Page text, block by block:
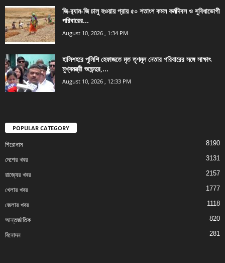
জি-র‍্যাম-জি চালু হওয়ায় প্রায় ৫০ শতাংশ কমল কর্মদিবস ও সুবিধাভোগী
পরিবারের...
August 10, 2026 , 1:34 PM
হালিশহরে পুলিশি হেফাজতে মৃত তৃণমূল নেতার পরিবারের সঙ্গে সাক্ষাৎ
মুখ্যমন্ত্রী শুভেন্দুর,...
August 10, 2026 , 12:33 PM
POPULAR CATEGORY
শিরোনাম 8190
দেশের খবর 3131
রাজ্যের খবর 2157
খেলার খবর 1777
জেলার খবর 1118
আন্তর্জাতিক 820
বিনোদন 281